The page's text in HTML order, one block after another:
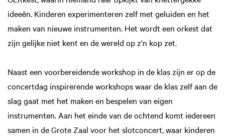
ideeën. Kinderen experimenteren zelf met geluiden en het
maken van nieuwe instrumenten. Het wordt een orkest dat
zijn gelijke niet kent en de wereld op z’n kop zet.
Naast een voorbereidende workshop in de klas zijn er op de
concertdag inspirerende workshops waar de klas zelf aan de
slag gaat met het maken en bespelen van eigen
instrumenten. Aan het einde van de ochtend komt iedereen
samen in de Grote Zaal voor het slotconcert, waar kinderen